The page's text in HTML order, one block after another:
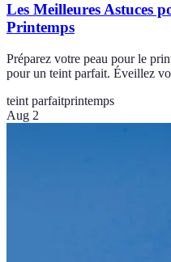
Les Meilleures Astuces
Printemps
Préparez votre peau pour le
pour un teint parfait. Éveillez
teint parfaitprintemps
Aug 2